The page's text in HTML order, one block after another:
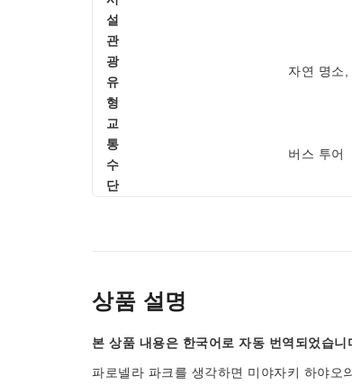
설
관
광
유
형
자연 명소
교
통
수
단
버스 투어
상품 설명
본 상품 내용은 한국어로 자동 번역되었습
파로넬라 파크를 생각하면 미야자키 하야